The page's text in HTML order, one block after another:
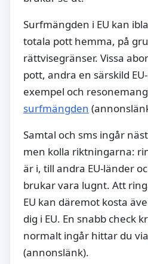
Surfmängden i EU kan
totala pott hemma, på
rättvisegränser. Vissa
pott, andra en särskild
exempel och
surfmängden
Samtal och sms ingår
men kolla riktningarna:
är i, till andra EU-länder
brukar vara lugnt. Att
EU kan däremot kosta
dig i EU. En snabb check
normalt ingår hittar du via
(annonslänk).